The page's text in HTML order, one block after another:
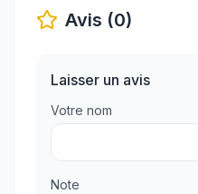
Avis (0)
Laisser un avis
Votre nom
Note